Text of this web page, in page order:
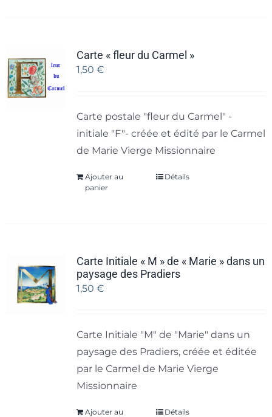
Carte « fleur du Carmel »
1,50 €
Carte postale "fleur du Carmel" -
initiale "F"- créée et édité par le Carmel
de Marie Vierge Missionnaire
Ajouter au
panier
Détails
Carte Initiale « M » de « Marie » dans un
paysage des Pradiers
1,50 €
Carte Initiale "M" de "Marie" dans un
paysage des Pradiers, créée et éditée
par le Carmel de Marie Vierge
Missionnaire
Ajouter au
Détails